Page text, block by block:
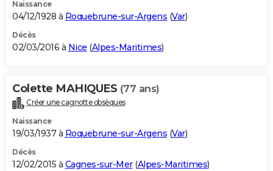
Naissance
04/12/1928 à Roquebrune-sur-Argens (Var)
Décès
02/03/2016 à Nice (Alpes-Maritimes)
Colette MAHIQUES (77 ans)
Créer une cagnotte obsèques
Naissance
19/03/1937 à Roquebrune-sur-Argens (Var)
Décès
12/02/2015 à Cagnes-sur-Mer(Alpes-Maritimes)